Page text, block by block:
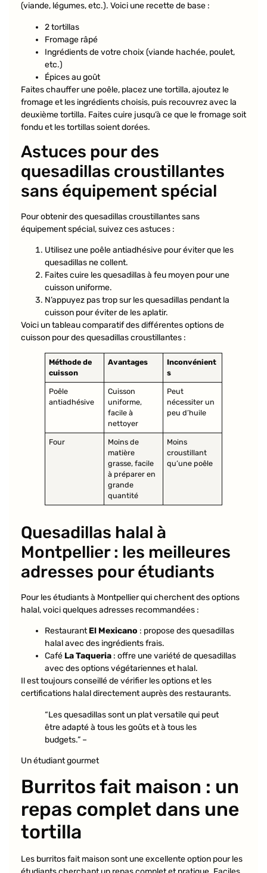
(viande, légumes, etc.). Voici une recette de base :
2 tortillas
Fromage râpé
Ingrédients de votre choix (viande hachée, poulet,
etc.)
Épices au goût
Faites chauffer une poêle, placez une tortilla, ajoutez le
fromage et les ingrédients choisis, puis recouvrez avec la
deuxième tortilla. Faites cuire jusqu’à ce que le fromage soit
fondu et les tortillas soient dorées.
Astuces pour des
quesadillas croustillantes
sans équipement spécial
Pour obtenir des quesadillas croustillantes sans
équipement spécial, suivez ces astuces :
Utilisez une poêle antiadhésive pour éviter que les
quesadillas ne collent.
Faites cuire les quesadillas à feu moyen pour une
cuisson uniforme.
N’appuyez pas trop sur les quesadillas pendant la
cuisson pour éviter de les aplatir.
Voici un tableau comparatif des différentes options de
cuisson pour des quesadillas croustillantes :
Méthode de
cuisson
Avantages
Inconvénient
s
Poêle
antiadhésive
Cuisson
uniforme,
facile à
nettoyer
Peut
nécessiter un
peu d’huile
Four
Moins de
matière
grasse, facile
à préparer en
grande
quantité
Moins
croustillant
qu’une poêle
Quesadillas halal à
Montpellier : les meilleures
adresses pour étudiants
Pour les étudiants à Montpellier qui cherchent des options
halal, voici quelques adresses recommandées :
RestaurantEl Mexicano : propose des quesadillas
halal avec des ingrédients frais.
Café La Taqueria : offre une variété de quesadillas
avec des options végétariennes et halal.
Il est toujours conseillé de vérifier les options et les
certifications halal directement auprès des restaurants.
“Les quesadillas sont un plat versatile qui peut
être adapté à tous les goûts et à tous les
budgets.” –
Un étudiant gourmet
Burritos fait maison : un
repas complet dans une
tortilla
Les burritos fait maison sont une excellente option pour les